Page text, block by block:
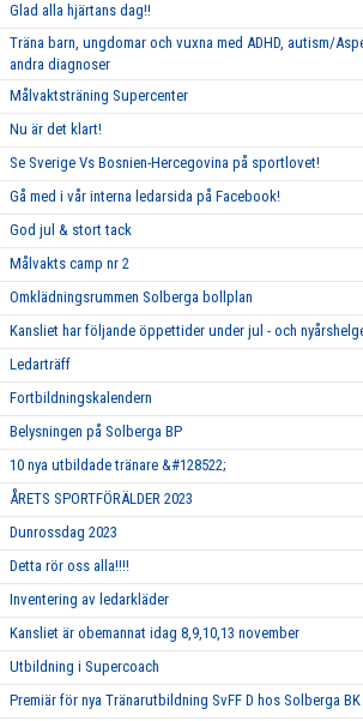
Glad alla hjärtans dag!!
Träna barn, ungdomar och vuxna med ADHD, autism/
andra diagnoser
Målvaktsträning Supercenter
Nu är det klart!
Se Sverige Vs Bosnien-Hercegovina på sportlovet!
Gå med i vår interna ledarsida på Facebook!
God jul & stort tack
Målvakts camp nr 2
Omklädningsrummen Solberga bollplan
Kansliet har följande öppettider under jul - och
Ledarträff
Fortbildningskalendern
Belysningen på Solberga BP
10 nya utbildade tränare &#128522;
ÅRETS SPORTFÖRÄLDER 2023
Dunrossdag 2023
Detta rör oss alla!!!!
Inventering av ledarkläder
Kansliet är obemannat idag 8,9,10,13 november
Utbildning i Supercoach
Premiär för nya Tränarutbildning SvFF D hos Solberga BK